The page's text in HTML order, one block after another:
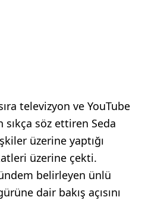
televizyon ve YouTube
sıkça söz ettiren Seda
üzerine yaptığı
üzerine çekti.
belirleyen ünlü
dair bakış açısını